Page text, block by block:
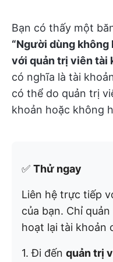
Bạn có thấy một
“Người dùng không
với quản trị viên tài
có nghĩa là tài
có thể do quản trị
khoản hoặc không
✅ Thử ngay
Liên hệ trực tiếp
của bạn. Chỉ
hoạt lại tài khoản
1. Đi đến quản trị